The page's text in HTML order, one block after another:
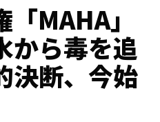
MAHA」
ら毒を追
決断、今始